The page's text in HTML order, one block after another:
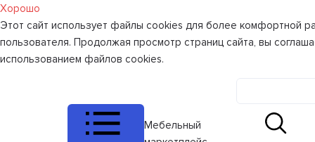
Хорошо
Этот сайт использует файлы cookies для более комфортной
пользователя. Продолжая просмотр страниц сайта, вы
использованием файлов cookies.
Мебельный